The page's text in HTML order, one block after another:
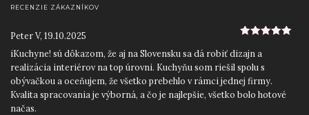
RECENZIE ZÁKAZNÍKOV
Peter V, 19.10.2025
iKuchyne! sú dôkazom, že aj na Slovensku sa dá robiť dizajn a
realizácia interiérov na top úrovni. Kuchyňu som riešil spolu s
obývačkou a oceňujem, že všetko prebehlo v rámci jednej firmy.
Kvalita spracovania je výborná, a čo je najlepšie, všetko bolo hotové
načas.